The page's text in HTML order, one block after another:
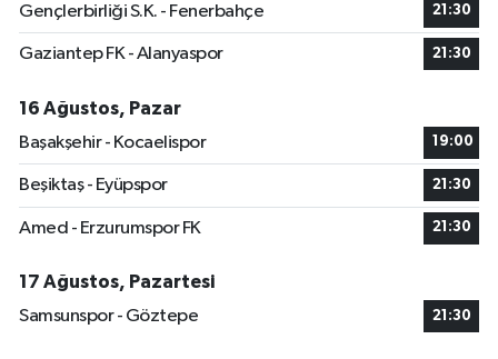
Gençlerbirliği S.K. - Fenerbahçe 21:30
Gaziantep FK - Alanyaspor 21:30
16 Ağustos, Pazar
Başakşehir - Kocaelispor
19:00
Beşiktaş - Eyüpspor 21:30
Amed - Erzurumspor FK 21:30
17 Ağustos, Pazartesi
Samsunspor - Göztepe
21:30